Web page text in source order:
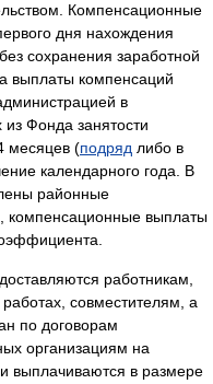
Компенсационные
дня нахождения
сохранения заработной
выплаты компенсаций
в
Фонда занятости
месяцев (подряд либо в
календарного года. В
районные
компенсационные выплаты
работникам,
совместителям, а
по договорам
организациям на
выплачиваются в размере